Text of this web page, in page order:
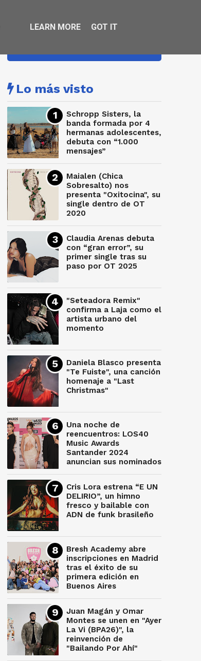
Lo más visto
Schropp Sisters, la
banda formada por 4
hermanas adolescentes,
debuta con “1.000
mensajes”
Maialen (Chica
Sobresalto) nos
presenta "Oxitocina", su
single dentro de OT
2020
Claudia Arenas debuta
con “gran error”, su
primer single tras su
paso por OT 2025
"Seteadora Remix"
confirma a Laja como el
artista urbano del
momento
Daniela Blasco presenta
"Te Fuiste", una canción
homenaje a "Last
Christmas"
Una noche de
reencuentros: LOS40
Music Awards
Santander 2024
anuncian sus nominados
Cris Lora estrena “E UN
DELIRIO”, un himno
fresco y bailable con
ADN de funk brasileño
Bresh Academy abre
inscripciones en Madrid
tras el éxito de su
primera edición en
Buenos Aires
Juan Magán y Omar
Montes se unen en "Ayer
La Vi (BPA26)", la
reinvención de
"Bailando Por Ahí"
LEARN MORE GOT IT